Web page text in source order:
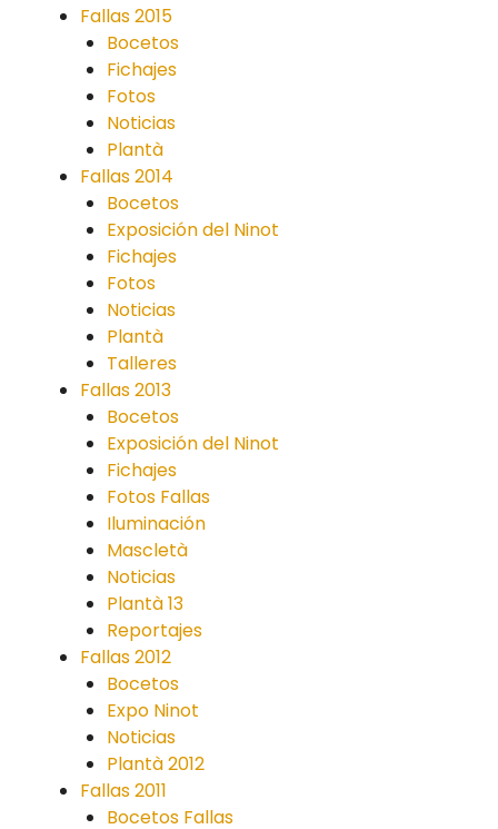
Fallas 2015
Bocetos
Fichajes
Fotos
Noticias
Plantà
Fallas 2014
Bocetos
Exposición del Ninot
Fichajes
Fotos
Noticias
Plantà
Talleres
Fallas 2013
Bocetos
Exposición del Ninot
Fichajes
Fotos Fallas
Iluminación
Mascletà
Noticias
Plantà 13
Reportajes
Fallas 2012
Bocetos
Expo Ninot
Noticias
Plantà 2012
Fallas 2011
Bocetos Fallas